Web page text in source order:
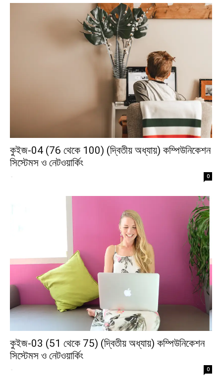
কুইজ-04 (76 থেকে 100) (দ্বিতীয় অধ্যায়) কম্পিউনিকেশন
সিস্টেমস ও নেটওয়ার্কিং
- 0
কুইজ-03 (51 থেকে 75) (দ্বিতীয় অধ্যায়) কম্পিউনিকেশন
সিস্টেমস ও নেটওয়ার্কিং
- 0